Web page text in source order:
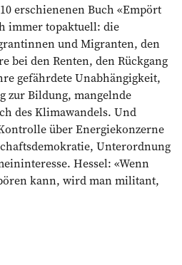
erschienenen Buch «Empört
immer topaktuell: die
und Migranten, den
bei den Renten, den Rückgang
gefährdete Unabhängigkeit,
zur Bildung, mangelnde
des Klimawandels. Und
über Energiekonzerne
Unterordnung
Hessel: «Wenn
kann, wird man militant,